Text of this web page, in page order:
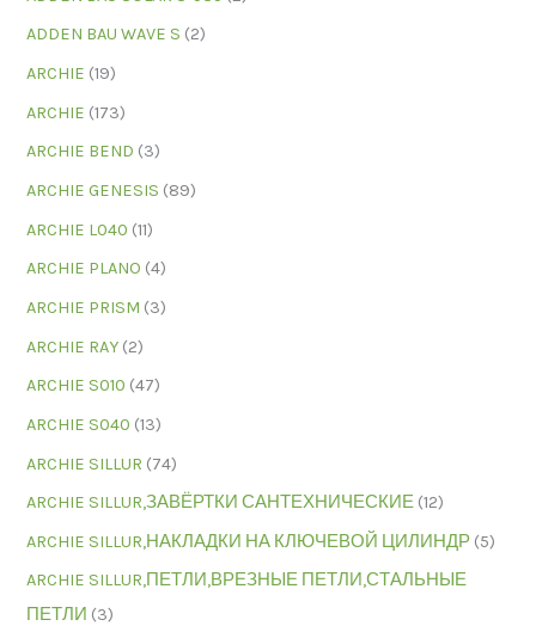
ADDEN BAU WAVE S (2)
ARCHIE (19)
ARCHIE (173)
ARCHIE BEND (3)
ARCHIE GENESIS (89)
ARCHIE L040 (11)
ARCHIE PLANO (4)
ARCHIE PRISM (3)
ARCHIE RAY (2)
ARCHIE S010 (47)
ARCHIE S040 (13)
ARCHIE SILLUR (74)
ARCHIE SILLUR,ЗАВЁРТКИ САНТЕХНИЧЕСКИЕ (12)
ARCHIE SILLUR,НАКЛАДКИ НА КЛЮЧЕВОЙ ЦИЛИНДР (5)
ARCHIE SILLUR,ПЕТЛИ,ВРЕЗНЫЕ ПЕТЛИ,СТАЛЬНЫЕ
ПЕТЛИ (3)